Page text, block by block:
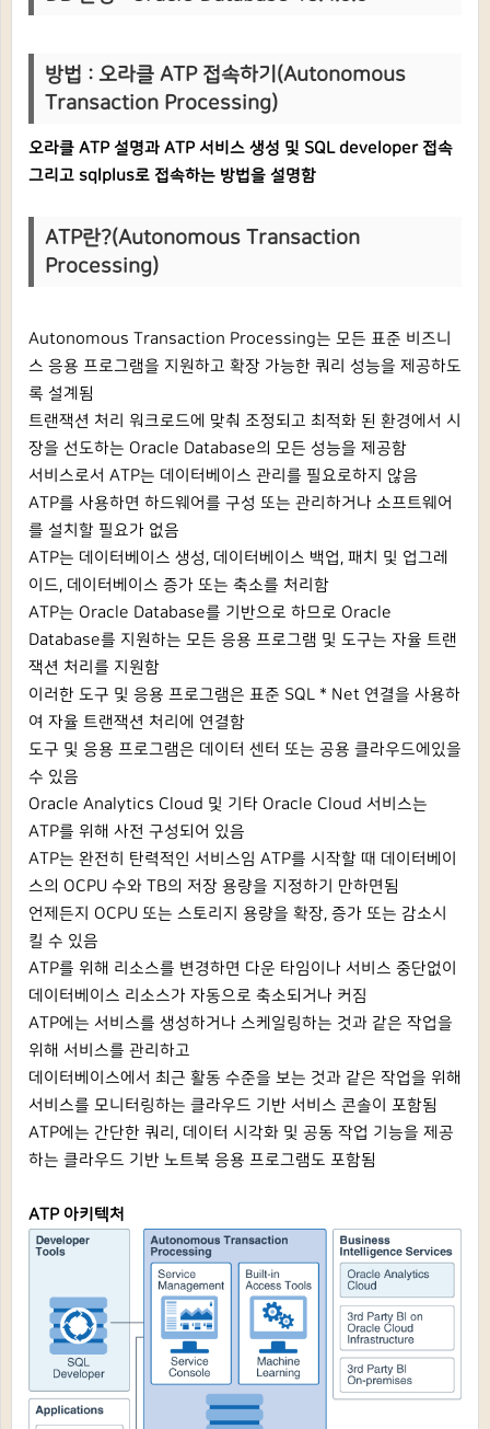
방법 : 오라클 ATP 접속하기(Autonomous
Transaction Processing)
오라클 ATP 설명과 ATP 서비스 생성 및 SQL developer 접속
그리고 sqlplus로 접속하는 방법을 설명함
ATP란?(Autonomous Transaction
Processing)
Autonomous Transaction Processing는 모든 표준 비즈니
스 응용 프로그램을 지원하고 확장 가능한 쿼리 성능을 제공하도
록 설계됨
트랜잭션 처리 워크로드에 맞춰 조정되고 최적화 된 환경에서 시
장을 선도하는 Oracle Database의 모든 성능을 제공함
서비스로서 ATP는 데이터베이스 관리를 필요로하지 않음
ATP를 사용하면 하드웨어를 구성 또는 관리하거나 소프트웨어
를 설치할 필요가 없음
ATP는 데이터베이스 생성, 데이터베이스 백업, 패치 및 업그레
이드, 데이터베이스 증가 또는 축소를 처리함
ATP는 Oracle Database를 기반으로 하므로 Oracle
Database를 지원하는 모든 응용 프로그램 및 도구는 자율 트랜
잭션 처리를 지원함
이러한 도구 및 응용 프로그램은 표준 SQL * Net 연결을 사용하
여 자율 트랜잭션 처리에 연결함
도구 및 응용 프로그램은 데이터 센터 또는 공용 클라우드에있을
수 있음
Oracle Analytics Cloud 및 기타 Oracle Cloud 서비스는
ATP를 위해 사전 구성되어 있음
ATP는 완전히 탄력적인 서비스임 ATP를 시작할 때 데이터베이
스의 OCPU 수와 TB의 저장 용량을 지정하기 만하면됨
언제든지 OCPU 또는 스토리지 용량을 확장, 증가 또는 감소시
킬 수 있음
ATP를 위해 리소스를 변경하면 다운 타임이나 서비스 중단없이
데이터베이스 리소스가 자동으로 축소되거나 커짐
ATP에는 서비스를 생성하거나 스케일링하는 것과 같은 작업을
위해 서비스를 관리하고
데이터베이스에서 최근 활동 수준을 보는 것과 같은 작업을 위해
서비스를 모니터링하는 클라우드 기반 서비스 콘솔이 포함됨
ATP에는 간단한 쿼리, 데이터 시각화 및 공동 작업 기능을 제공
하는 클라우드 기반 노트북 응용 프로그램도 포함됨
ATP 아키텍처